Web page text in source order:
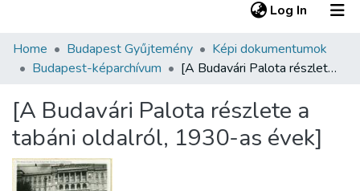
Log In (current)
Communities & Collections
Statistics
About us
Home Budapest Gyűjtemény
Képi dokumentumok
Budapest-képarchívum
[A Budavári Palota részlete a tabáni oldalról, 1930-as évek]
[A Budavári Palota részlete a
tabáni oldalról, 1930-as évek]